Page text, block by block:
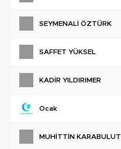
SEYMENALİ ÖZTÜRK
SAFFET YÜKSEL
KADİR YILDIRIMER
Ocak
MUHİTTİN KARABULUT